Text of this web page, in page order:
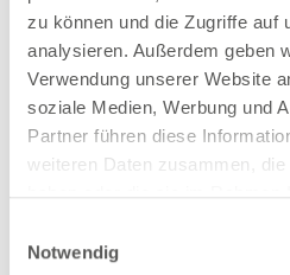
zu können und die Zugriffe auf
analysieren. Außerdem geben
Verwendung unserer Website
soziale Medien, Werbung und
Partner führen diese
weiteren Daten zusammen,
Einstellungen zu den Cookies
Notwendig
Woolworth – München
Seidlstr. 3-5 / Arnulfstr 32
80335 München
Entfernung
Mo. - Sa.